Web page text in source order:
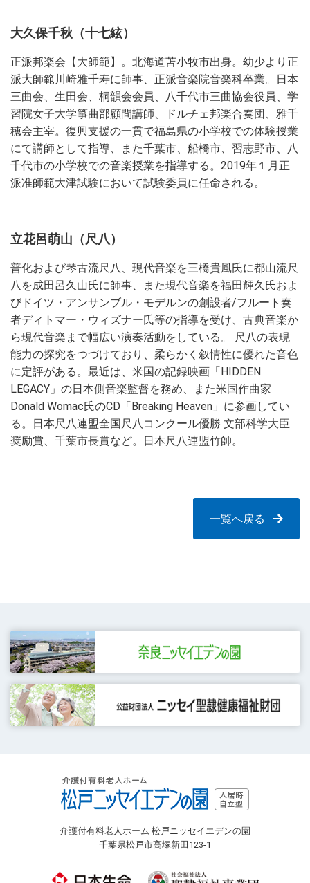
大久保千秋（十七絃）
正派邦楽会【大師範】。北海道苫小牧市出身。幼少より正
派大師範川崎雅千寿に師事、正派音楽院音楽科卒業。日本
三曲会、生田会、桐韻会会員、八千代市三曲協会役員、学
習院女子大学箏曲部顧問講師、ドルチェ邦楽合奏団、雅千
穂会主宰。復興支援の一貫で福島県の小学校での体験授業
にて講師として指導、また千葉市、船橋市、習志野市、八
千代市の小学校での音楽授業を指導する。2019年１月正
派准師範大津試験において試験委員に任命される。
立花呂萌山（尺八）
普化および琴古流尺八、現代音楽を三橋貴風氏に都山流尺
八を成田呂久山氏に師事、また現代音楽を福田輝久氏およ
びドイツ・アンサンブル・モデルンの創設者/フルート奏
者ディトマー・ウィズナー氏等の指導を受け、古典音楽か
ら現代音楽まで幅広い演奏活動をしている。 尺八の表現
能力の探究をつづけており、柔らかく叙情性に優れた音色
に定評がある。最近は、米国の記録映画「HIDDEN
LEGACY」の日本側音楽監督を務め、また米国作曲家
Donald Womac氏のCD「Breaking Heaven」に参画してい
る。日本尺八連盟全国尺八コンクール優勝 文部科学大臣
奨励賞、千葉市長賞など。日本尺八連盟竹帥。
一覧へ戻る
介護付有料老人ホーム 松戸ニッセイエデンの園
千葉県松戸市高塚新田123-1